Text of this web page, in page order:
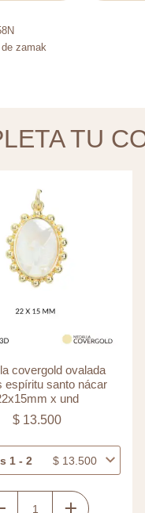
de zamak
TU
covergold ovalada
espíritu santo nácar
x und
$ 13.500
1 - 2 $ 13.500